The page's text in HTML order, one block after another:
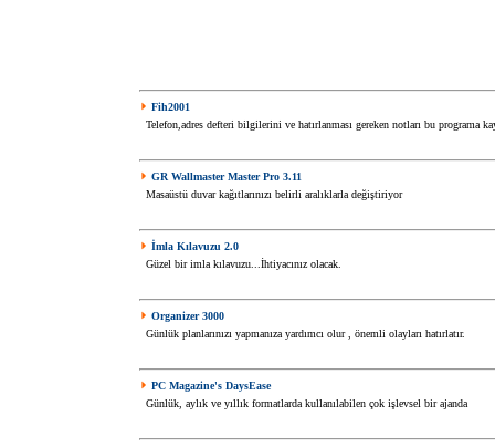
Fih2001
Telefon,adres defteri bilgilerini ve hatırlanması gereken notları bu programa
GR Wallmaster Master Pro 3.11
Masaüstü duvar kağıtlarınızı belirli aralıklarla değiştiriyor
İmla Kılavuzu 2.0
Güzel bir imla kılavuzu...İhtiyacınız olacak.
Organizer 3000
Günlük planlarınızı yapmanıza yardımcı olur , önemli olayları hatırlatır.
PC Magazine's DaysEase
Günlük, aylık ve yıllık formatlarda kullanılabilen çok işlevsel bir ajanda